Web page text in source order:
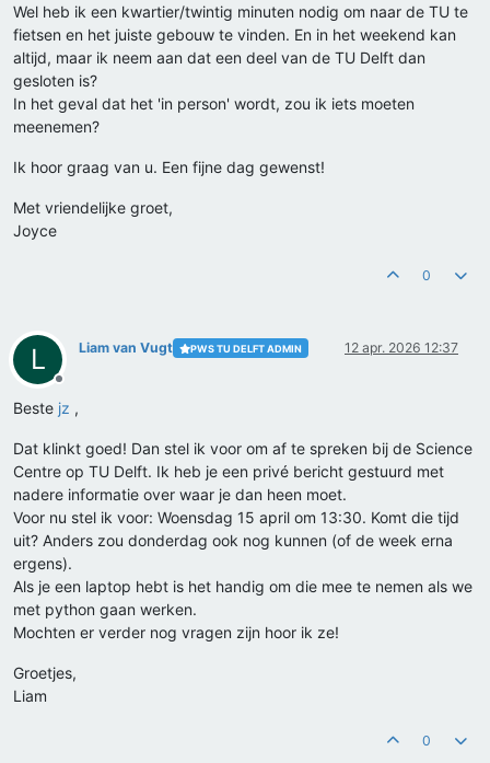
Wel heb ik een kwartier/twintig minuten nodig om naar de TU te
fietsen en het juiste gebouw te vinden. En in het weekend kan
altijd, maar ik neem aan dat een deel van de TU Delft dan
gesloten is?
In het geval dat het 'in person' wordt, zou ik iets moeten
meenemen?
Ik hoor graag van u. Een fijne dag gewenst!
Met vriendelijke groet,
Joyce
0
L
Offline
Liam van Vugt PWS TU DELFT ADMIN 12 apr. 2026 12:37
Beste jz ,
Dat klinkt goed! Dan stel ik voor om af te spreken bij de Science
Centre op TU Delft. Ik heb je een privé bericht gestuurd met
nadere informatie over waar je dan heen moet.
Voor nu stel ik voor: Woensdag 15 april om 13:30. Komt die tijd
uit? Anders zou donderdag ook nog kunnen (of de week erna
ergens).
Als je een laptop hebt is het handig om die mee te nemen als we
met python gaan werken.
Mochten er verder nog vragen zijn hoor ik ze!
Groetjes,
Liam
0